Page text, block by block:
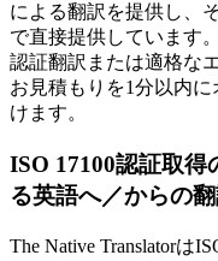
による翻訳を提供し、
で直接提供しています
認証翻訳または適格な
お見積もりを1分以内
けます。
ISO 17100認証取得
る英語へ／からの
The Native Translatorは